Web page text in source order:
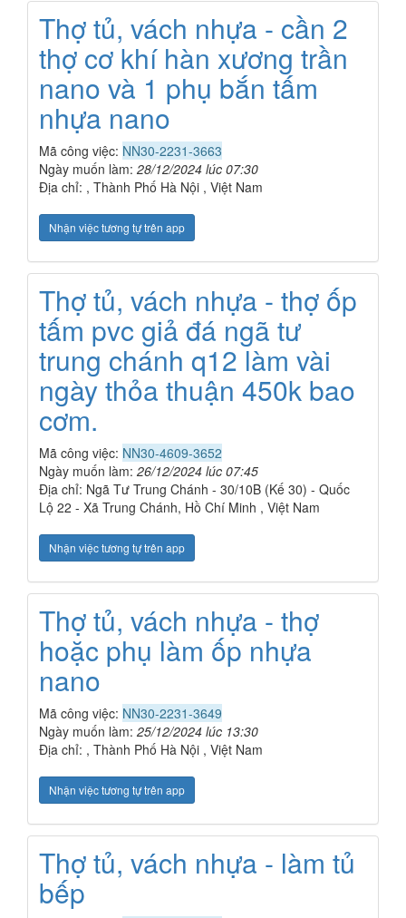
Thợ tủ, vách nhựa - cần 2
thợ cơ khí hàn xương trần
nano và 1 phụ bắn tấm
nhựa nano
Mã công việc: NN30-2231-3663
Ngày muốn làm: 28/12/2024 lúc 07:30
Địa chỉ: , Thành Phố Hà Nội , Việt Nam
Nhận việc tương tự trên app
Thợ tủ, vách nhựa - thợ ốp
tấm pvc giả đá ngã tư
trung chánh q12 làm vài
ngày thỏa thuận 450k bao
cơm.
Mã công việc: NN30-4609-3652
Ngày muốn làm: 26/12/2024 lúc 07:45
Địa chỉ: Ngã Tư Trung Chánh - 30/10B (Kế 30) - Quốc
Lộ 22 - Xã Trung Chánh, Hồ Chí Minh , Việt Nam
Nhận việc tương tự trên app
Thợ tủ, vách nhựa - thợ
hoặc phụ làm ốp nhựa
nano
Mã công việc: NN30-2231-3649
Ngày muốn làm: 25/12/2024 lúc 13:30
Địa chỉ: , Thành Phố Hà Nội , Việt Nam
Nhận việc tương tự trên app
Thợ tủ, vách nhựa - làm tủ
bếp